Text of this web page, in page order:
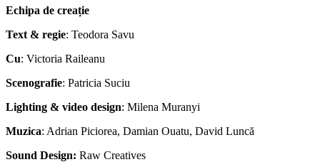
Echipa de creație
Text & regie: Teodora Savu
Cu: Victoria Raileanu
Scenografie: Patricia Suciu
Lighting & video design: Milena Muranyi
Muzica: Adrian Piciorea, Damian Ouatu, David Luncă
Sound Design: Raw Creatives